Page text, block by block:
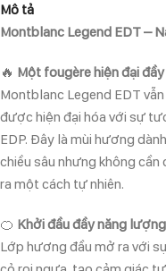
Mô tả
Montblanc Legend EDT –
🔥 Một fougère hiện đại
Montblanc Legend EDT
được hiện đại hóa với sự
EDP. Đây là mùi hương
chiều sâu nhưng không
ra một cách tự nhiên.
🍊 Khởi đầu đầy năng lượng
Lớp hương đầu mở ra với